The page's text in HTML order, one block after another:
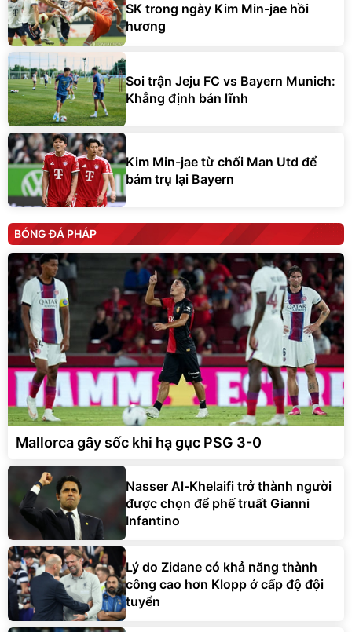
SK trong ngày Kim Min-jae hồi
hương
Soi trận Jeju FC vs Bayern Munich:
Khẳng định bản lĩnh
Kim Min-jae từ chối Man Utd để
bám trụ lại Bayern
BÓNG ĐÁ PHÁP
Mallorca gây sốc khi hạ gục PSG 3-0
Nasser Al-Khelaifi trở thành người
được chọn để phế truất Gianni
Infantino
Lý do Zidane có khả năng thành
công cao hơn Klopp ở cấp độ đội
tuyển